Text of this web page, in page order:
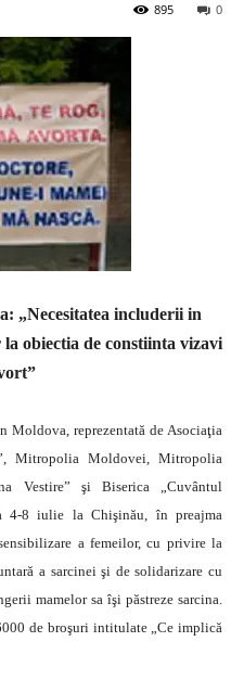
0
895
„Necesitatea includerii in
obiectia de constiinta vizavi
reprezentată de Asociaţia
Mitropolia Moldovei, Mitropolia
Vestire” şi Biserica „Cuvântul
4-8 iulie la Chişinău, în preajma
a femeilor,cu privire la
a sarcinei şi de solidarizare cu
mamelor sa îşi păstreze sarcina.
de broşuri intitulate „Ce implică